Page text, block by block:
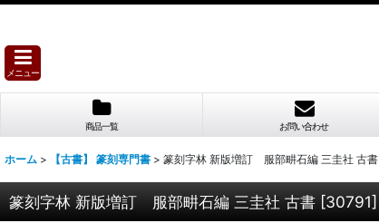
メニュー
商品一覧 お問い合わせ
ホーム > 【古書】 篆刻専門書 > 篆刻字林 新版増訂 服部畊石編 三圭社 古書
篆刻字林 新版増訂 服部畊石編 三圭社 古書 [30791]